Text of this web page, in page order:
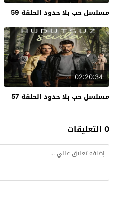
مسلسل حب بلا حدود الحلقة 59
02:20:34
مسلسل حب بلا حدود الحلقة 57
0 التعليقات